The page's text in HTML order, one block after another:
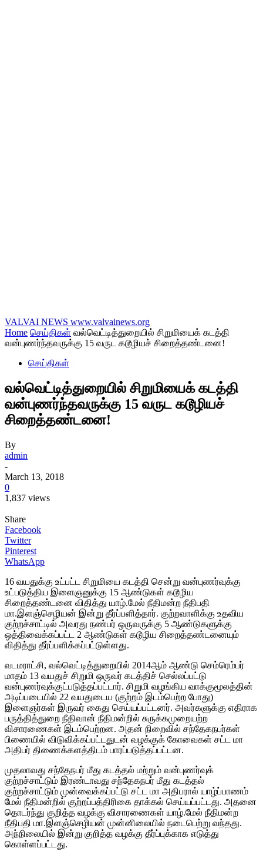
VALVAI NEWS www.valvainews.org
Home செய்திகள் வல்வெட்டித்துறையில் சிறுமியைக் கடத்தி
வன்புணர்ந்தவருக்கு 15 வருட கடூழியச் சிறைத்தண்டனை!
செய்திகள்
வல்வெட்டித்துறையில் சிறுமியைக் கடத்தி
வன்புணர்ந்தவருக்கு 15 வருட கடூழியச்
சிறைத்தண்டனை!
By
admin
-
March 13, 2018
0
1,837 views
Share
Facebook
Twitter
Pinterest
WhatsApp
16 வயதுக்கு உட்பட்ட சிறுமியை கடத்தி சென்று வன்புணர்வுக்கு
உட்படுத்திய இளைஞனுக்கு 15 ஆண்டுகள் கடூழிய
சிறைத்தண்டனை விதித்து யாழ்.மேல் நீதிமன்ற நீதிபதி
மா.இளஞ்செழியன் இன்று தீர்ப்பளித்தார். குற்றவாளிக்கு உதவிய
குற்றச்சாட்டில் அவரது நண்பர் ஒருவருக்கு 5 ஆண்டுகளுக்கு
ஒத்திவைக்கப்பட்ட 2 ஆண்டுகள் கடூழிய சிறைத்தண்டனையும்
விதித்து தீர்ப்பளிக்கப்பட்டுள்ளது.
வடமராட்சி, வல்வெட்டித்துறையில் 2014ஆம் ஆண்டு செம்ரெம்பர்
மாதம் 13 வயதுச் சிறுமி ஒருவர் கடத்திச் செல்லப்பட்டு
வன்புணர்வுக்குட்படுத்தப்பட்டார். சிறுமி வழங்கிய வாக்குமூலத்தின்
அடிப்படையில் 22 வயதுடைய (குற்றம் இடம்பெற்ற போது)
இளைஞர்கள் இருவர் கைது செய்யப்பட்டனர். அவர்களுக்கு எதிராக
பருத்தித்துறை நீதிவான் நீதிமன்றில் சுருக்கமுறையற்ற
விசாரணைகள் இடம்பெற்றன. அதன் நிறைவில் சந்தேகநபர்கள்
பிணையில் விடுவிக்கப்பட்டதுடன் வழக்குக் கோவைகள் சட்ட மா
அதிபர் திணைக்களத்திடம் பாரப்படுத்தப்பட்டன.
முதலாவது சந்தேநபர் மீது கடத்தல் மற்றும் வன்புணர்வுக்
குற்றச்சாட்டும் இரண்டாவது சந்தேகநபர் மீது கடத்தல்
குற்றச்சாட்டும் முன்வைக்கப்பட்டு சட்ட மா அதிபரால் யாழ்ப்பாணம்
மேல் நீதிமன்றில் குற்றப்பத்திரிகை தாக்கல் செய்யப்பட்டது. அதனை
தொடர்ந்து குறித்த வழக்கு விசாரணைகள் யாழ்.மேல் நீதிமன்ற
நீதிபதி மா.இளஞ்செழியன் முன்னிலையில் நடைபெற்று வந்தது.
அந்நிலையில் இன்று குறித்த வழக்கு தீர்ப்புக்காக எடுத்து
கொள்ளப்பட்டது.